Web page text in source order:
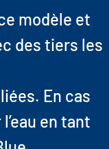
modèle et
des tiers les
En cas
en tant